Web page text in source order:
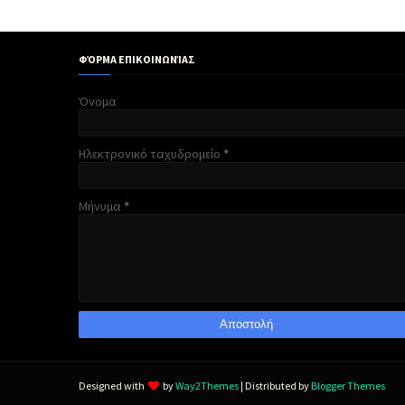
ΦΌΡΜΑ ΕΠΙΚΟΙΝΩΝΊΑΣ
Όνομα
Ηλεκτρονικό ταχυδρομείο *
Μήνυμα *
Designed with byWay2Themes | Distributed by Blogger Themes